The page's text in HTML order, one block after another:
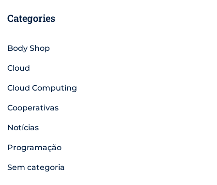
Categories
Body Shop
Cloud
Cloud Computing
Cooperativas
Notícias
Programação
Sem categoria